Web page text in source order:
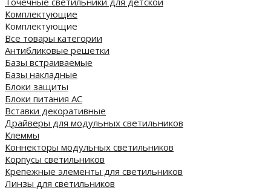
Комплектующие
Комплектующие
Все товары категории
Антибликовые решетки
Базы встраиваемые
Базы накладные
Блоки защиты
Блоки питания AC
Вставки декоративные
Драйверы для модульных светильников
Клеммы
Коннекторы модульных светильников
Корпусы светильников
Крепежные элементы для светильников
Линзы для светильников